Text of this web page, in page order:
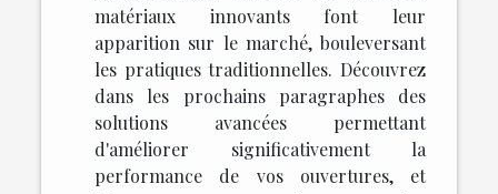
matériaux innovants font leur
apparition sur le marché, bouleversant
les pratiques traditionnelles. Découvrez
dans les prochains paragraphes des
solutions avancées permettant
d'améliorer significativement la
performance de vos ouvertures, et